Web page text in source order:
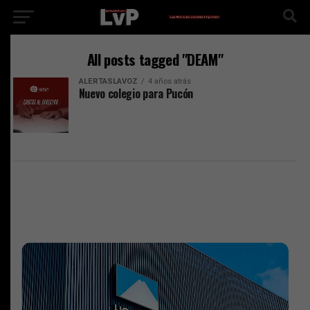
All posts tagged "DEAM"
ALERTASLAVOZ 4 años atrás
Nuevo colegio para Pucón